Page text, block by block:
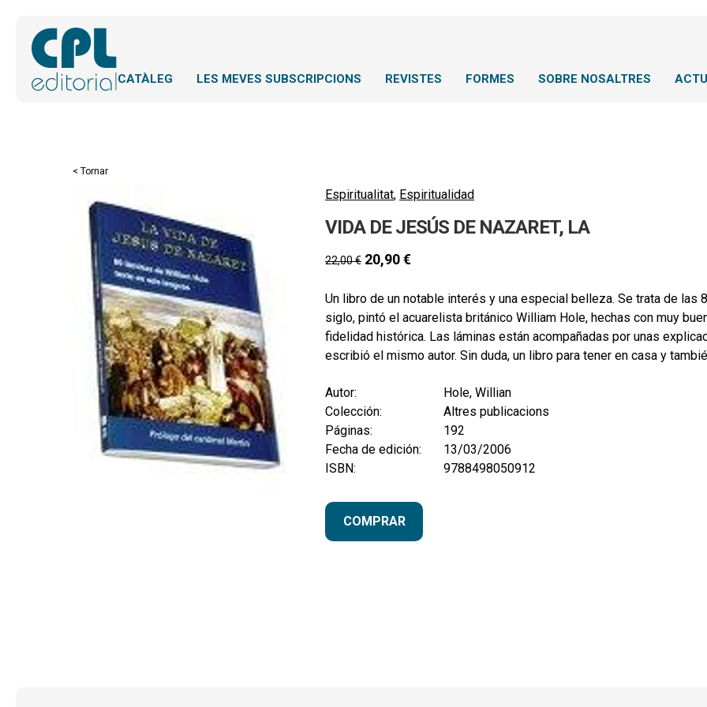
CATÀLEG LES MEVES SUBSCRIPCIONS REVISTES FORMES SOBRE NOSALTRES
< Tornar
Espiritualitat, Espiritualidad
VIDA DE JESÚS DE NAZARET, LA
22,00€ 20,90€
Un libro de un notable interés y una especial belleza. Se trata de las
siglo, pintó el acuarelista británico William Hole, hechas con muy
fidelidad histórica. Las láminas están acompañadas por unas
escribió el mismo autor. Sin duda, un libro para tener en casa y
Autor:
Hole, Willian
Colección:
Altres publicacions
Páginas:
192
Fecha de edición:
13/03/2006
ISBN:
9788498050912
COMPRAR